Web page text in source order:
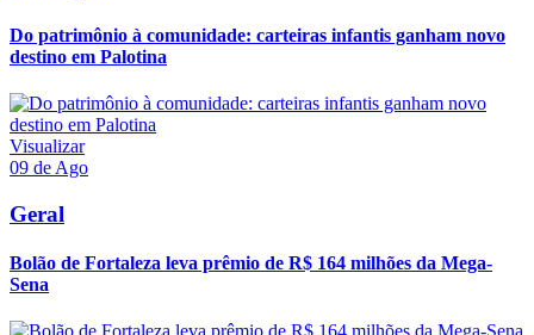
Do patrimônio à comunidade: carteiras infantis ganham novo
destino em Palotina
Visualizar
09 de Ago
Geral
Bolão de Fortaleza leva prêmio de R$ 164 milhões da Mega-
Sena